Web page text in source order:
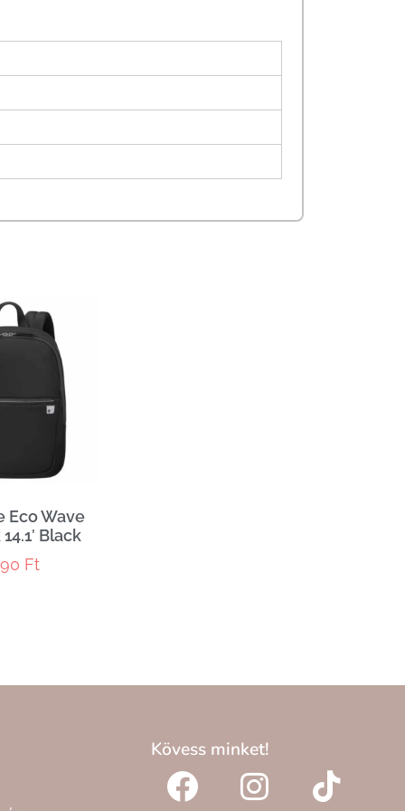
Eco Wave
Black
Ft
Kövess minket!